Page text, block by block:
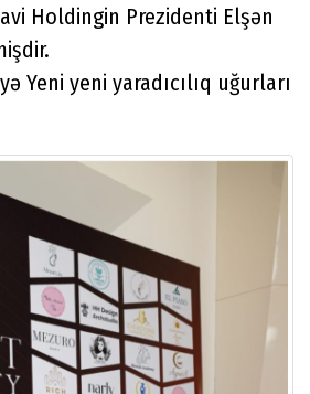
Holdingin Prezidenti Elşən
Yeni yeni yaradıcılıq uğurları